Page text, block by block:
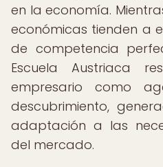
en la economía.
económicas tienden a
de competencia
Escuela Austriaca
empresario como
descubrimiento,
adaptación a las
del mercado.